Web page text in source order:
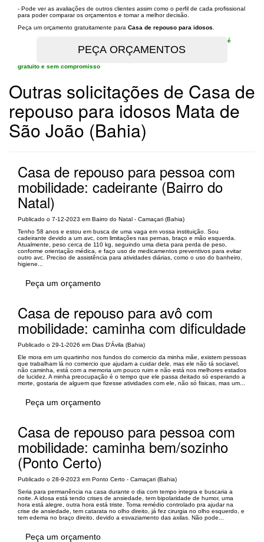
- Pode ver as avaliações de outros clientes assim como o perfil de cada profissional
para poder comparar os orçamentos e tomar a melhor decisão.
Peça um orçamento gratuitamente para Casa de repouso para idosos
é
gratuito e sem compromisso
Outras solicitações de Casa de
repouso para idosos Mata de
São João (Bahia)
Casa de repouso para pessoa com
mobilidade: cadeirante (Bairro do
Natal)
Publicado o 7-12-2023 em Bairro do Natal - Camaçari (Bahia)
Tenho 58 anos e estou em busca de uma vaga em vossa instituição. Sou
cadeirante devido a um avc, com limitações nas pernas, braço e mão esquerda.
Atualmente, peso cerca de 110 kg, seguindo uma dieta para perda de peso,
conforme orientação médica, e faço uso de medicamentos preventivos para evitar
outro avc. Preciso de assistência para atividades diárias, como o uso do banheiro,
higiene...
Peça um orçamento
Casa de repouso para avô com
mobilidade: caminha com dificuldade
Publicado o 29-1-2026 em Dias D'Ávila (Bahia)
Ele mora em um quartinho nos fundos do comercio da minha mãe, existem pessoas
que trabalham lá no comercio que ajudam a cuidar dele, mas ele não tá sociavel,
não caminha, está com a memoria um pouco ruim e não está nos melhores estados
de lucidez. A minha preocupação é o tempo que ele passa deitado só esperando a
morte, gostaria de alguem que fizesse atividades com ele, não só fisicas, mas um...
Peça um orçamento
Casa de repouso para pessoa com
mobilidade: caminha bem/sozinho
(Ponto Certo)
Publicado o 28-9-2023 em Ponto Certo - Camaçari (Bahia)
Seria para permanência na casa durante o dia com tempo integra e buscaria a
noite. A idosa está tendo crises de ansiedade, tem bipolaridade de humor, uma
hora está alegre, outra hora está triste. Toma remédio controlado pra ajudar na
crise de ansiedade, tem catarata no olho direito, já fez cirurgia no olho esquerdo, e
tem edema no braço direito, devido a esvaziamento das axilas. Não pode...
Peça um orçamento